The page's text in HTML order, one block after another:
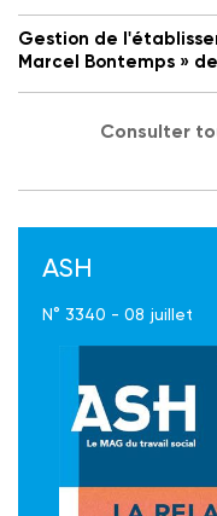
Gestion de
Marcel Bontemps »
Consulter
ASH
N° 3340 - 08 juillet